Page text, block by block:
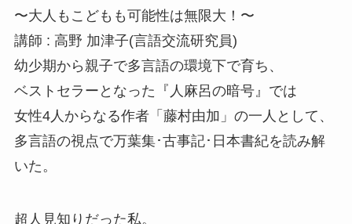
〜大人もこどもも可能性は無限大！〜
講師 : 高野 加津子(言語交流研究員)
幼少期から親子で多言語の環境下で育ち、
ベストセラーとなった『人麻呂の暗号』では
女性4人からなる作者「藤村由加」の一人として、
多言語の視点で万葉集･古事記･日本書紀を読み解
いた。
超人見知りだった私。